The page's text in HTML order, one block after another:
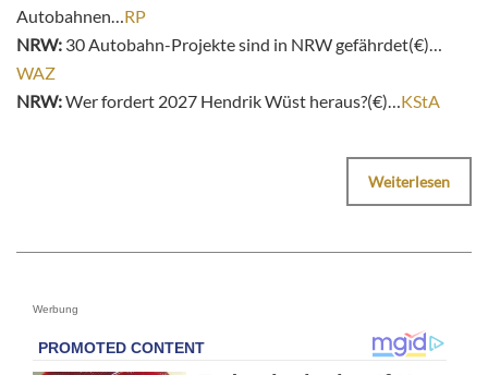
Autobahnen…RP
NRW: 30 Autobahn-Projekte sind in NRW gefährdet(€)…
WAZ
NRW:Wer fordert 2027 Hendrik Wüst heraus?(€)…KStA
Weiterlesen
Werbung